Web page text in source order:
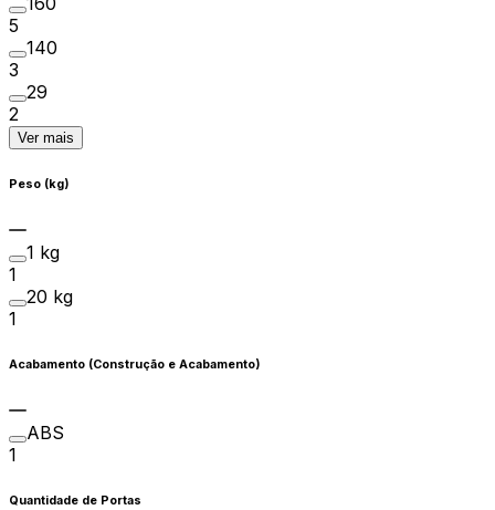
5
140
3
29
2
Ver mais
Peso (kg)
1 kg
1
20 kg
1
Acabamento (Construção e Acabamento)
ABS
1
Quantidade de Portas